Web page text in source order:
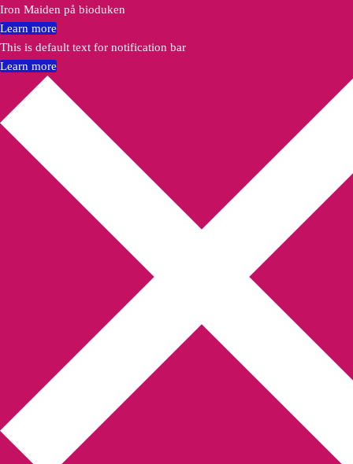
Iron Maiden på bioduken
Learn more
This is default text for notification bar
Learn more